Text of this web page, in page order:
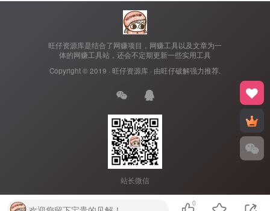
旺仔资源库是结合了网赚项目，网赚工具以及文章为一
体的网赚工具站，还会不定期更新一些实用工具
Copyright © 2019 · 旺仔资源库 · 由旺仔破解强力推荐.
站长微信
0